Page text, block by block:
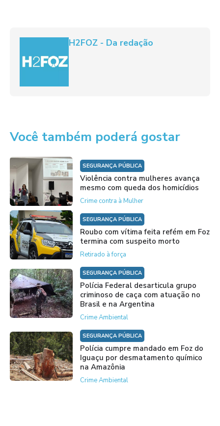
H2FOZ - Da redação
Você também poderá gostar
SEGURANÇA PÚBLICA
Violência contra mulheres avança
mesmo com queda dos homicídios
Crime contra à Mulher
SEGURANÇA PÚBLICA
Roubo com vítima feita refém em Foz
termina com suspeito morto
Retirado à força
SEGURANÇA PÚBLICA
Polícia Federal desarticula grupo
criminoso de caça com atuação no
Brasil e na Argentina
Crime Ambiental
SEGURANÇA PÚBLICA
Polícia cumpre mandado em Foz do
Iguaçu por desmatamento químico
na Amazônia
Crime Ambiental